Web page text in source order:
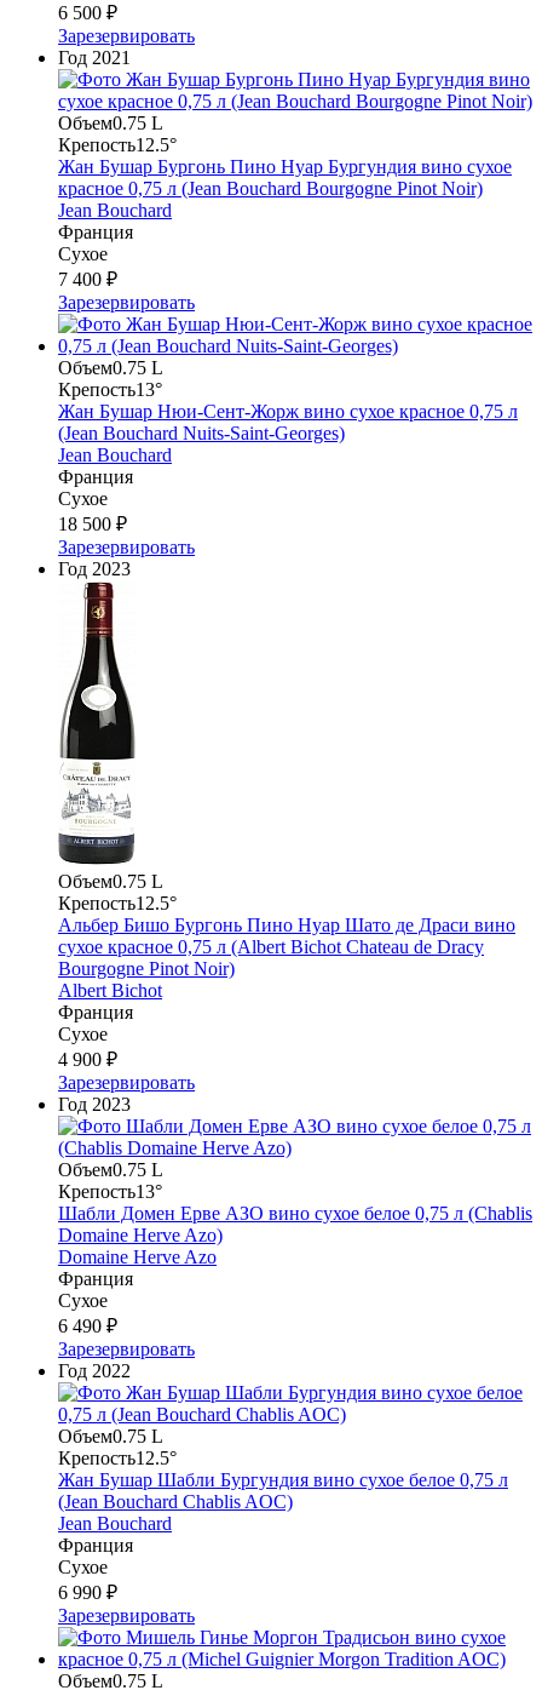
6 500 ₽
Зарезервировать
Год 2021
Объем0.75 L
Крепость12.5°
Жан Бушар Бургонь Пино Нуар Бургундия вино сухое
красное 0,75 л (Jean Bouchard Bourgogne Pinot Noir)
Jean Bouchard
Франция
Сухое
7 400 ₽
Зарезервировать
Объем0.75 L
Крепость13°
Жан Бушар Нюи-Сент-Жорж вино сухое красное 0,75 л
(Jean Bouchard Nuits-Saint-Georges)
Jean Bouchard
Франция
Сухое
18 500 ₽
Зарезервировать
Год 2023
Объем0.75 L
Крепость12.5°
Альбер Бишо Бургонь Пино Нуар Шато де Драси вино
сухое красное 0,75 л (Albert Bichot Chateau de Dracy
Bourgogne Pinot Noir)
Albert Bichot
Франция
Сухое
4 900 ₽
Зарезервировать
Год 2023
Объем0.75 L
Крепость13°
Шабли Домен Ерве АЗО вино сухое белое 0,75 л (Chablis
Domaine Herve Azo)
Domaine Herve Azo
Франция
Сухое
6 490 ₽
Зарезервировать
Год 2022
Объем0.75 L
Крепость12.5°
Жан Бушар Шабли Бургундия вино сухое белое 0,75 л
(Jean Bouchard Chablis AOC)
Jean Bouchard
Франция
Сухое
6 990 ₽
Зарезервировать
Объем0.75 L